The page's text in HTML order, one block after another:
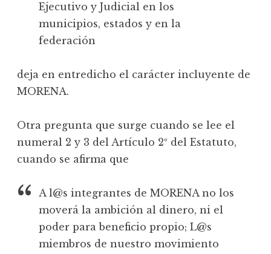
Ejecutivo y Judicial en los
municipios, estados y en la
federación
deja en entredicho el carácter incluyente de
MORENA.
Otra pregunta que surge cuando se lee el
numeral 2 y 3 del Artículo 2º del Estatuto,
cuando se afirma que
A l@s integrantes de MORENA no los
moverá la ambición al dinero, ni el
poder para beneficio propio; L@s
miembros de nuestro movimiento